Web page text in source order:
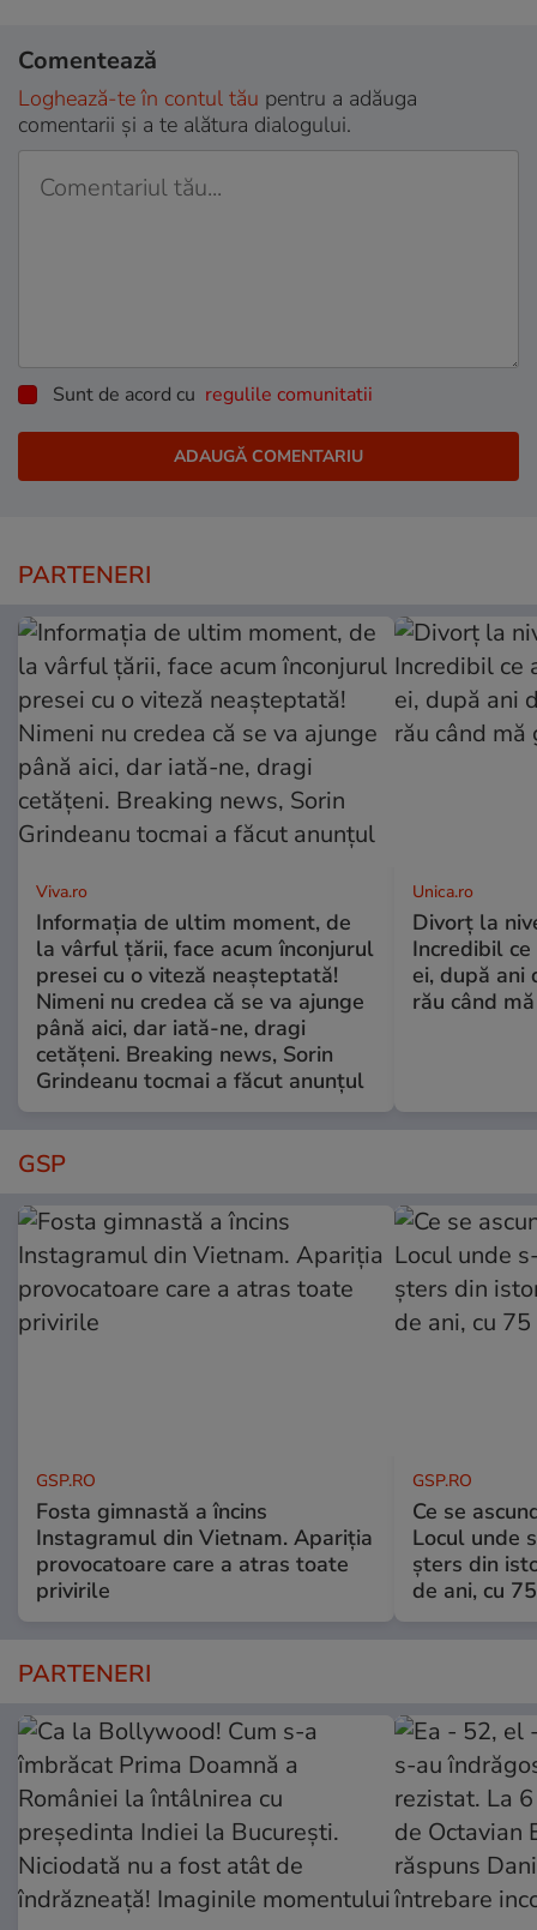
Comentează
Loghează-te în contul tău pentru a adăuga
comentarii și a te alătura dialogului.
Sunt de acord cu regulile comunitatii
PARTENERI
Viva.ro
Informația de ultim moment, de
la vârful țării, face acum înconjurul
presei cu o viteză neașteptată!
Nimeni nu credea că se va ajunge
până aici, dar iată-ne, dragi
cetățeni. Breaking news, Sorin
Grindeanu tocmai a făcut anunțul
Unica.ro
Divorț la
Incredibil
ei, după ani
rău când
GSP
GSP.RO
Fosta gimnastă a încins
Instagramul din Vietnam. Apariția
provocatoare care a atras toate
privirile
GSP.RO
Ce se
Locul unde
șters din
de ani, cu
PARTENERI